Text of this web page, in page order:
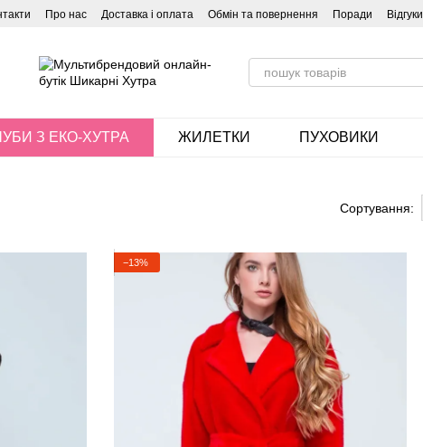
Про нас Доставка і оплата Обмін та повернення Поради Відгуки
З ЕКО-ХУТРА ЖИЛЕТКИ ПУХОВИКИ
Сортування:
−13%